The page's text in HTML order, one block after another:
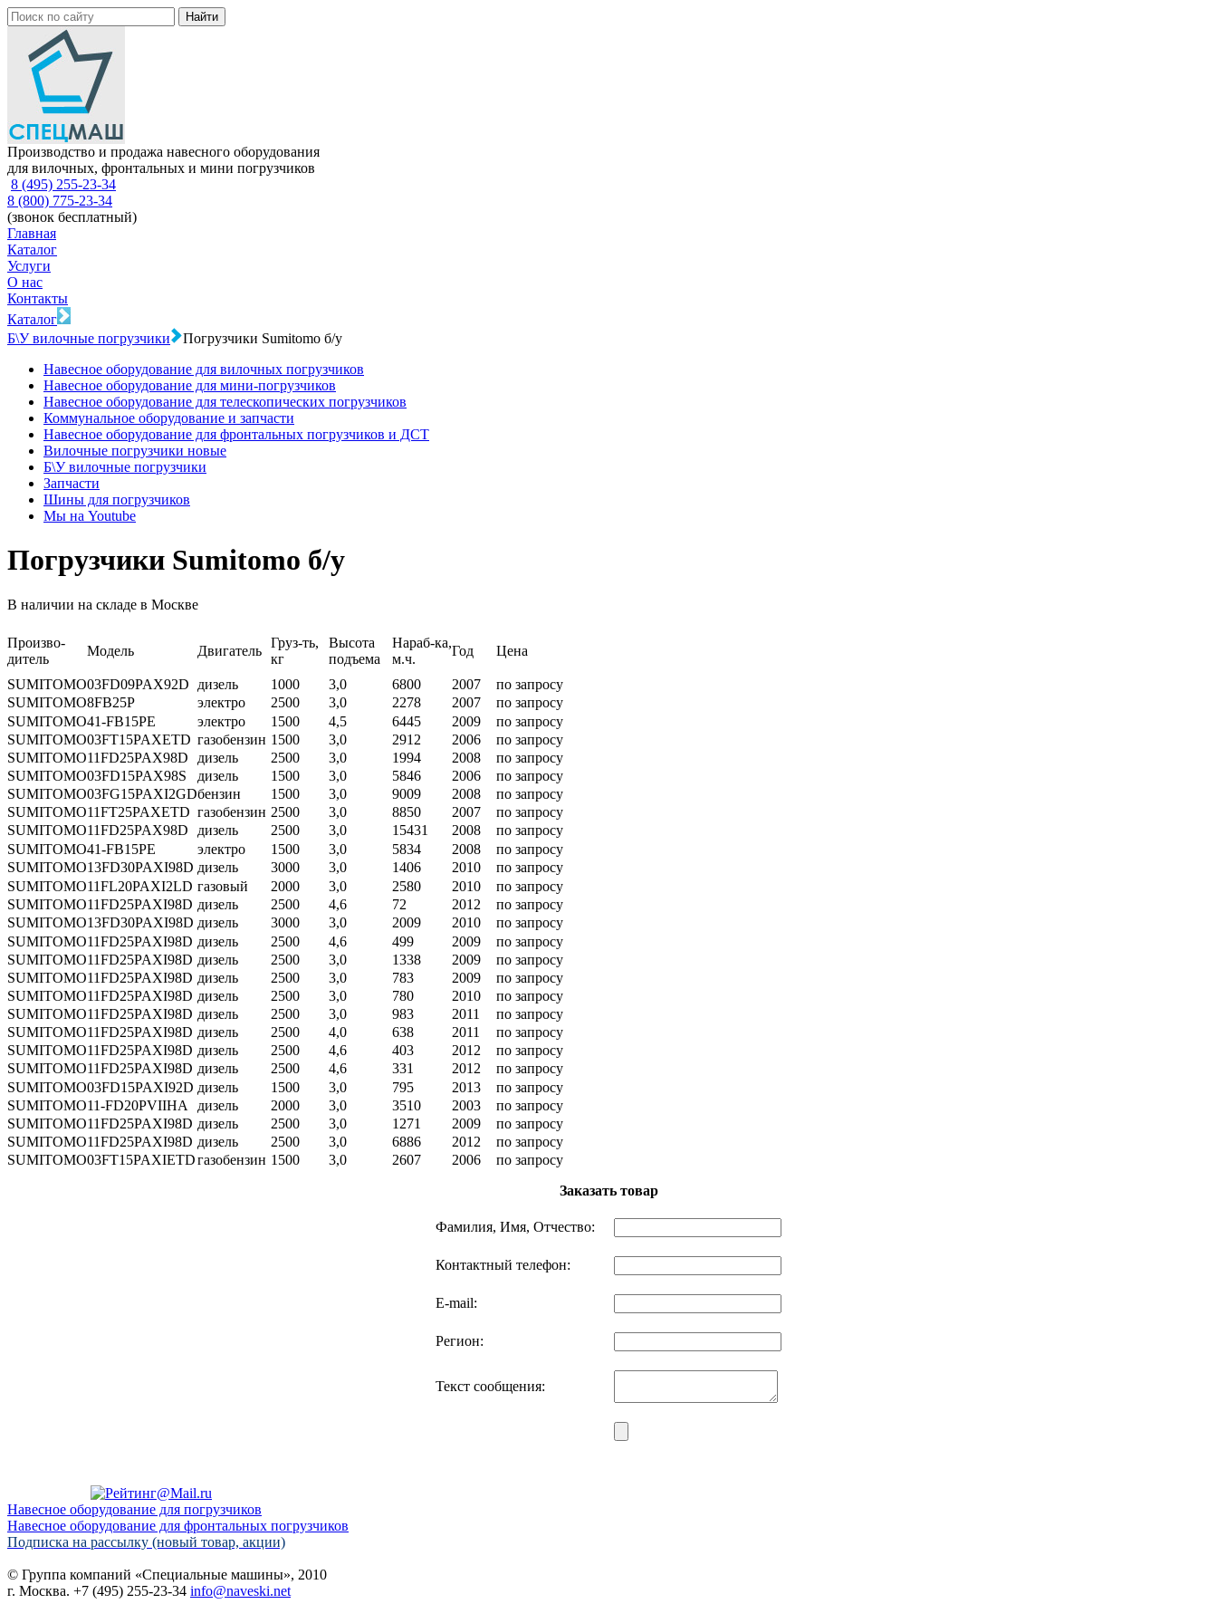
Производство и продажа навесного оборудования
для вилочных, фронтальных и мини погрузчиков
8 (495) 255-23-34
8 (800) 775-23-34
(звонок бесплатный)
Главная
Каталог
Услуги
О нас
Контакты
Каталог
Б\У вилочные погрузчики
Погрузчики Sumitomo б/у
Навесное оборудование для вилочных погрузчиков
Навесное оборудование для мини-погрузчиков
Навесное оборудование для телескопических погрузчиков
Коммунальное оборудование и запчасти
Навесное оборудование для фронтальных погрузчиков и ДСТ
Вилочные погрузчики новые
Б\У вилочные погрузчики
Запчасти
Шины для погрузчиков
Мы на Youtube
Погрузчики Sumitomo б/у
В наличии на складе в Москве
Произво-
дитель
Модель Двигатель
Груз-ть,
кг
Высота
подъема
Нараб-ка,
м.ч.
Год Цена
SUMITOMO03FD09PAX92D дизель 1000 3,0 6800 2007
по запросу
SUMITOMO8FB25P электро 2500 3,0 2278 2007
по запросу
SUMITOMO41-FB15PE электро 1500 4,5 6445 2009
по запросу
SUMITOMO03FT15PAXETD газобензин 1500 3,0 2912 2006
по запросу
SUMITOMO11FD25PAX98D дизель 2500 3,0 1994 2008
по запросу
SUMITOMO03FD15PAX98S дизель 1500 3,0 5846 2006
по запросу
SUMITOMO03FG15PAXI2GDбензин 1500 3,0 9009 2008
по запросу
SUMITOMO11FT25PAXETD газобензин 2500 3,0 8850 2007
по запросу
SUMITOMO11FD25PAX98D дизель 2500 3,0 15431 2008
по запросу
SUMITOMO41-FB15PE электро 1500 3,0 5834 2008
по запросу
SUMITOMO13FD30PAXI98D дизель 3000 3,0 1406 2010
по запросу
SUMITOMO11FL20PAXI2LD газовый 2000 3,0 2580 2010
по запросу
SUMITOMO11FD25PAXI98D дизель 2500 4,6 72 2012
по запросу
SUMITOMO13FD30PAXI98D дизель 3000 3,0 2009 2010
по запросу
SUMITOMO11FD25PAXI98D дизель 2500 4,6 499 2009
по запросу
SUMITOMO11FD25PAXI98D дизель 2500 3,0 1338 2009
по запросу
SUMITOMO11FD25PAXI98D дизель 2500 3,0 783 2009
по запросу
SUMITOMO11FD25PAXI98D дизель 2500 3,0 780 2010
по запросу
SUMITOMO11FD25PAXI98D дизель 2500 3,0 983 2011
по запросу
SUMITOMO11FD25PAXI98D дизель 2500 4,0 638 2011
по запросу
SUMITOMO11FD25PAXI98D дизель 2500 4,6 403 2012
по запросу
SUMITOMO11FD25PAXI98D дизель 2500 4,6 331 2012
по запросу
SUMITOMO03FD15PAXI92D дизель 1500 3,0 795 2013
по запросу
SUMITOMO11-FD20PVIIHA дизель 2000 3,0 3510 2003
по запросу
SUMITOMO11FD25PAXI98D дизель 2500 3,0 1271 2009
по запросу
SUMITOMO11FD25PAXI98D дизель 2500 3,0 6886 2012
по запросу
SUMITOMO03FT15PAXIETDгазобензин 1500 3,0 2607 2006
по запросу
Заказать товар
Фамилия, Имя, Отчество:
Контактный телефон:
E-mail:
Регион:
Текст сообщения:
Навесное оборудование для погрузчиков
Навесное оборудование для фронтальных погрузчиков
Подписка на рассылку (новый товар, акции)
© Группа компаний «Специальные машины», 2010
г. Москва. +7 (495) 255-23-34 info@naveski.net